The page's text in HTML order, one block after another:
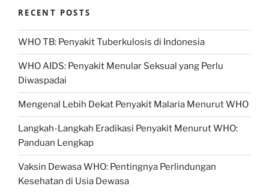
RECENT POSTS
WHO TB: Penyakit Tuberkulosis di Indonesia
WHO AIDS: Penyakit Menular Seksual yang Perlu
Diwaspadai
Mengenal Lebih Dekat Penyakit Malaria Menurut WHO
Langkah-Langkah Eradikasi Penyakit Menurut WHO:
Panduan Lengkap
Vaksin Dewasa WHO: Pentingnya Perlindungan
Kesehatan di Usia Dewasa